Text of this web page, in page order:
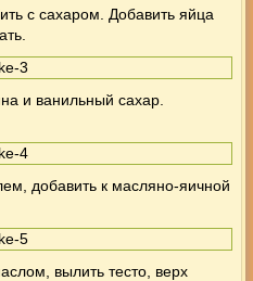
с сахаром. Добавить яйца
и ванильный сахар.
добавить к масляно-яичной
вылить тесто, верх